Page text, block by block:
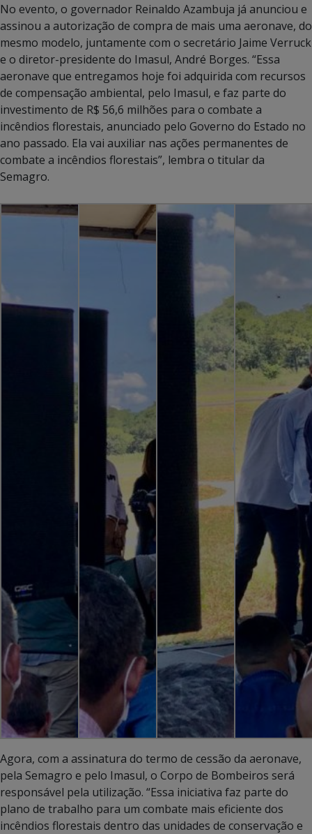
No evento, o governador Reinaldo Azambuja já anunciou e
assinou a autorização de compra de mais uma aeronave, do
mesmo modelo, juntamente com o secretário Jaime Verruck
e o diretor-presidente do Imasul, André Borges. “Essa
aeronave que entregamos hoje foi adquirida com recursos
de compensação ambiental, pelo Imasul, e faz parte do
investimento de R$ 56,6 milhões para o combate a
incêndios florestais, anunciado pelo Governo do Estado no
ano passado. Ela vai auxiliar nas ações permanentes de
combate a incêndios florestais”, lembra o titular da
Semagro.
Agora, com a assinatura do termo de cessão da aeronave,
pela Semagro e pelo Imasul, o Corpo de Bombeiros será
responsável pela utilização. “Essa iniciativa faz parte do
plano de trabalho para um combate mais eficiente dos
incêndios florestais dentro das unidades de conservação e